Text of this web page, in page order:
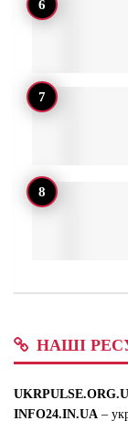
НАШІ
INFO24.IN.UA –